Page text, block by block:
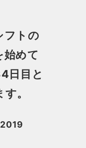
フトの
始めて
日目と
。